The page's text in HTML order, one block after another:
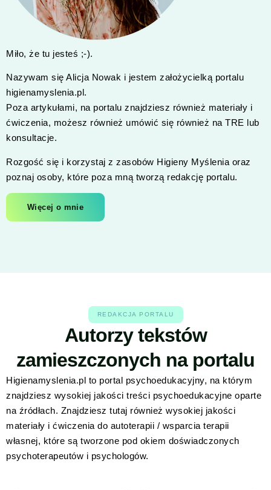
Miło, że tu jesteś ;-).
Nazywam się Alicja Nowak i jestem założycielką portalu
higienamyslenia.pl.
Poza artykułami, na portalu znajdziesz również materiały i
ćwiczenia, możesz również umówić się również na TRE lub
konsultacje.
Rozgość się i korzystaj z zasobów Higieny Myślenia oraz
poznaj osoby, które poza mną tworzą redakcję portalu.
Więcej o mnie
REDAKCJA PORTALU
Autorzy tekstów
zamieszczonych na portalu
Higienamyslenia.pl to portal psychoedukacyjny, na którym
znajdziesz wysokiej jakości treści psychoedukacyjne oparte
na źródłach. Znajdziesz tutaj również wysokiej jakości
materiały i ćwiczenia do autoterapii / wsparcia terapii
własnej, które są tworzone pod okiem doświadczonych
psychoterapeutów i psychologów.